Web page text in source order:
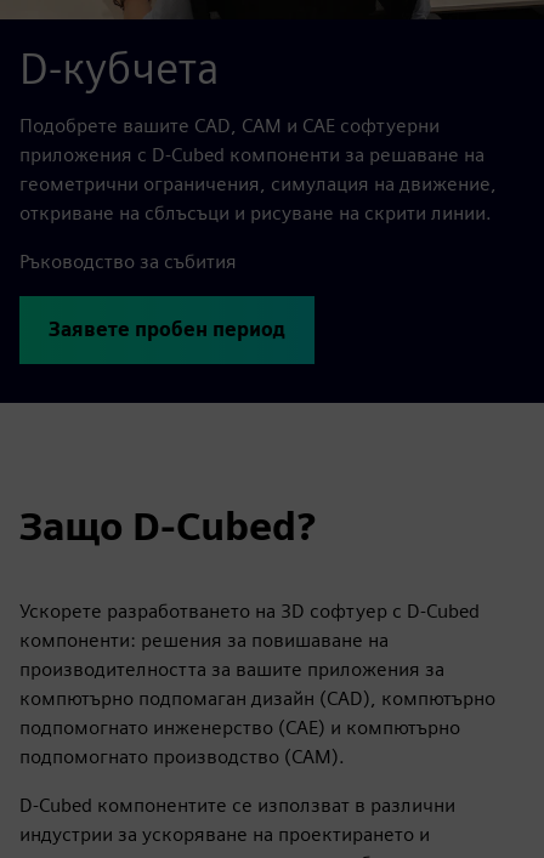
D-кубчета
Подобрете вашите CAD, CAM и CAE софтуерни
приложения с D-Cubed компоненти за решаване на
геометрични ограничения, симулация на движение,
откриване на сблъсъци и рисуване на скрити линии.
Ръководство за събития
Заявете пробен период
Защо D-Cubed?
Ускорете разработването на 3D софтуер с D-Cubed
компоненти: решения за повишаване на
производителността за вашите приложения за
компютърно подпомаган дизайн (CAD), компютърно
подпомогнато инженерство (CAE) и компютърно
подпомогнато производство (CAM).
D-Cubed компонентите се използват в различни
индустрии за ускоряване на проектирането и